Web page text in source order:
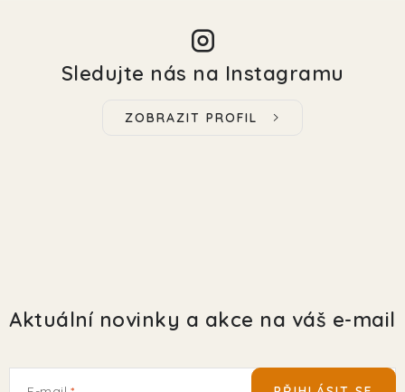
Sledujte nás na Instagramu
ZOBRAZIT PROFIL
Aktuální novinky a akce na váš e-mail